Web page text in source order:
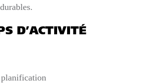
D’ACTIVITÉ